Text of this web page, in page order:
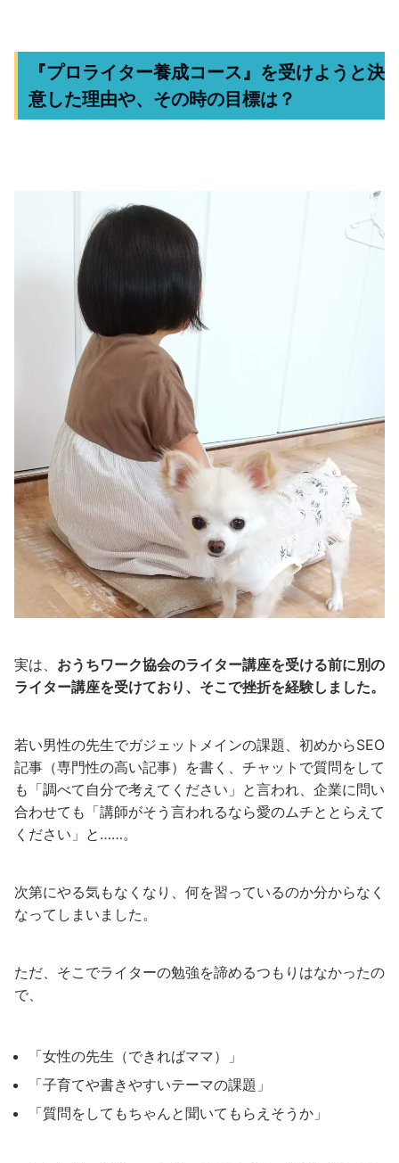
『プロライター養成コース』を受けようと決
意した理由や、その時の目標は？
実は、 おうちワーク協会のライター講座を受ける前に別の
ライター講座を受けており、そこで挫折を経験しました。
若い男性の先生でガジェットメインの課題、初めからSEO
記事（専門性の高い記事）を書く、チャットで質問をして
も「調べて自分で考えてください」と言われ、企業に問い
合わせても「講師がそう言われるなら愛のムチととらえて
ください」と……。
次第にやる気もなくなり、何を習っているのか分からなく
なってしまいました。
ただ、そこでライターの勉強を諦めるつもりはなかったの
で、
「女性の先生（できればママ）」
「子育てや書きやすいテーマの課題」
「質問をしてもちゃんと聞いてもらえそうか」